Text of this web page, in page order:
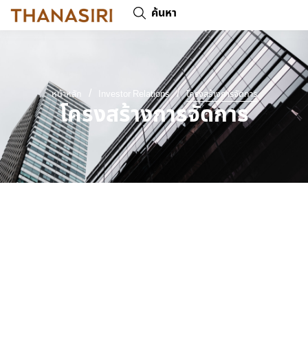
ค้นหา
หน้าหลัก / Investor Relations / โครงสร้างการจัดการ
โครงสร้างการจัดการ